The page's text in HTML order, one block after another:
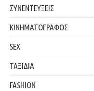
ΣΥΝΕΝΤΕΥΞΕΙΣ
ΚΙΝΗΜΑΤΟΓΡΑΦΟΣ
SEX
ΤΑΞΙΔΙΑ
FASHION